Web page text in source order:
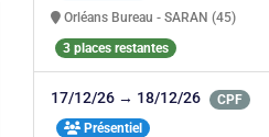
Orléans Bureau - SARAN (45)
3 places restantes
17/12/26 → 18/12/26
CPF
Présentiel